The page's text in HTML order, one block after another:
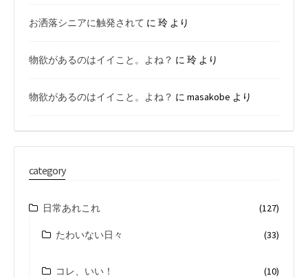
お洒落シニアに触発されて に 玲 より
物欲があるのはイイこと。よね？ に 玲 より
物欲があるのはイイこと。よね？ に masakobe より
category
日常あれこれ (127)
たわいない日々 (33)
コレ、いい！ (10)